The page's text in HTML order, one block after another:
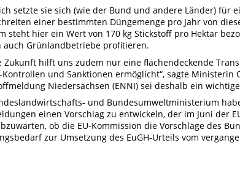
setzte sie sich (wie der Bund und andere Länder) für
einer bestimmten Düngemenge pro Jahr von
steht hier ein Wert von 170 kg Stickstoff pro Hektar
auch Grünlandbetriebe profitieren.
Zukunft hilft uns zudem nur eine flächendeckende
Kontrollen und Sanktionen ermöglicht“, sagte Ministerin
Niedersachsen (ENNI) sei deshalb ein
und Bundesumweltministerium
einen Vorschlag zu entwickeln, der im Juni der
ob die EU-Kommission die Vorschläge des
zur Umsetzung des EuGH-Urteils vom